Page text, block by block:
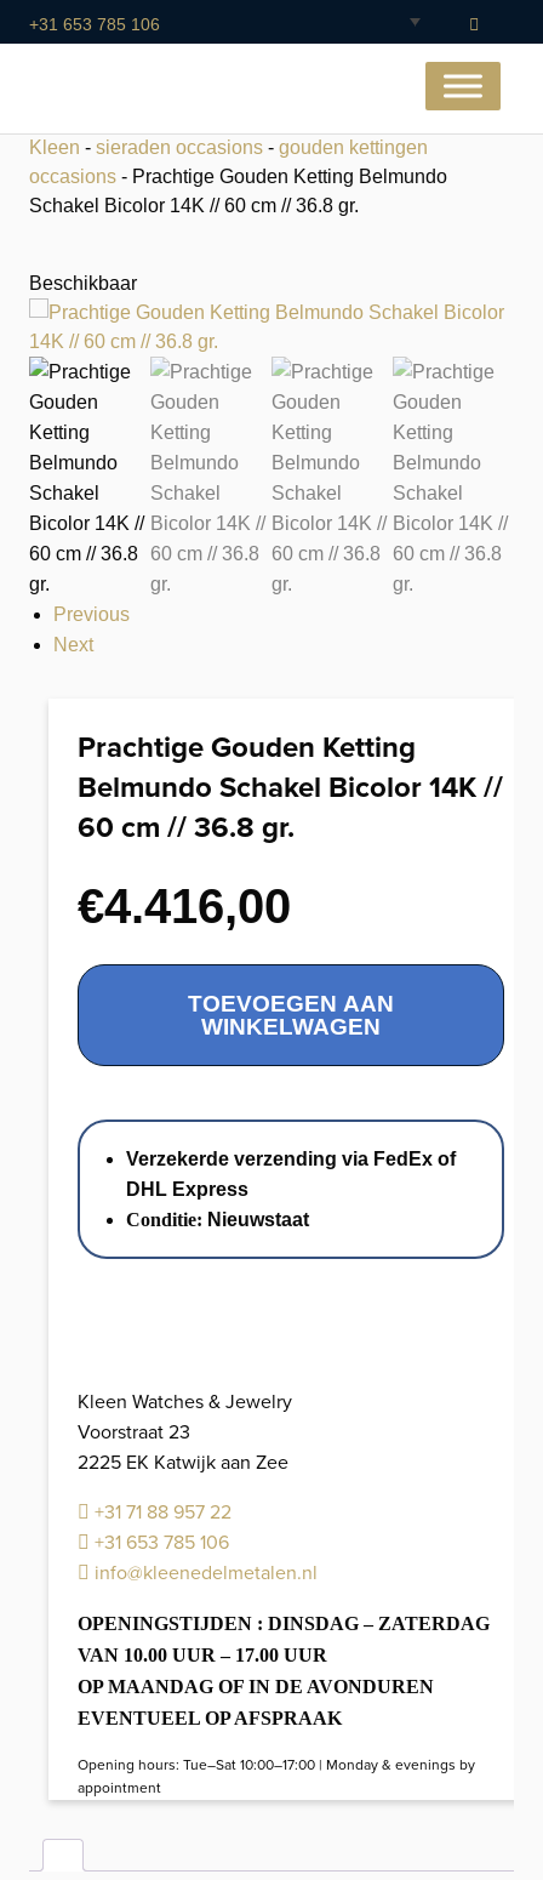
+31 653 785 106
Kleen - sieraden occasions - gouden kettingen
occasions - Prachtige Gouden Ketting Belmundo
Schakel Bicolor 14K // 60 cm // 36.8 gr.
Beschikbaar
Previous
Next
Prachtige Gouden Ketting
Belmundo Schakel Bicolor 14K //
60 cm // 36.8 gr.
€4.416,00
Prachtige
Ketting
Belmundo
Bicolor
cm
TOEVOEGEN AAN
WINKELWAGEN
Verzekerde verzending via FedEx of
DHL Express
Conditie: Nieuwstaat
Kleen Watches & Jewelry
Voorstraat 23
2225 EK Katwijk aan Zee
+31 71 88 957 22
+31 653 785 106
info@kleenedelmetalen.nl
OPENINGSTIJDEN : DINSDAG – ZATERDAG
VAN 10.00 UUR – 17.00 UUR
OP MAANDAG OF IN DE AVONDUREN
EVENTUEEL OP AFSPRAAK
Opening hours: Tue–Sat 10:00–17:00 | Monday & evenings by
appointment